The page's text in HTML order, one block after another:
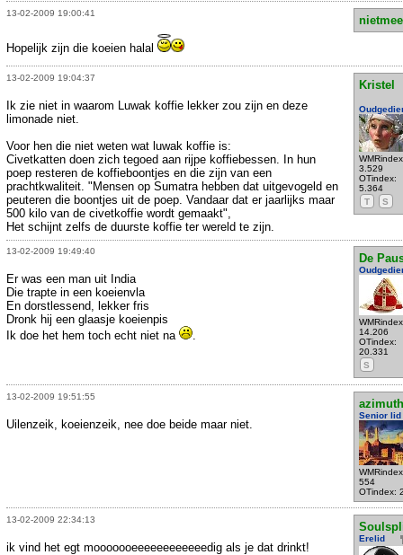
13-02-2009 19:00:41
Hopelijk zijn die koeien halal
13-02-2009 19:04:37
Kristel
3.529
OTindex:
5.364
T
S
Ik zie niet in waarom Luwak koffie lekker zou zijn en deze
limonade niet.
Voor hen die niet weten wat luwak koffie is:
Civetkatten doen zich tegoed aan rijpe koffiebessen. In hun
poep resteren de koffieboontjes en die zijn van een
prachtkwaliteit. "Mensen op Sumatra hebben dat uitgevogeld en
peuteren die boontjes uit de poep. Vandaar dat er jaarlijks maar
500 kilo van de civetkoffie wordt gemaakt",
Het schijnt zelfs de duurste koffie ter wereld te zijn.
13-02-2009 19:49:40
De
14.206
OTindex:
20.331
S
Er was een man uit India
Die trapte in een koeienvla
En dorstlessend, lekker fris
Dronk hij een glaasje koeienpis
Ik doe het hem toch echt niet na
.
13-02-2009 19:51:55
azimuth
Senior lid
554
OTindex:
Uilenzeik, koeienzeik, nee doe beide maar niet.
13-02-2009 22:34:13
Erelid
ik vind het egt mooooooeeeeeeeeeeeedig als je dat drinkt!